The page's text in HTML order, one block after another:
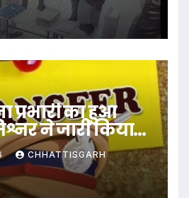
प्रभारी का हुआ
ने जारी किया
CHHATTISGARH